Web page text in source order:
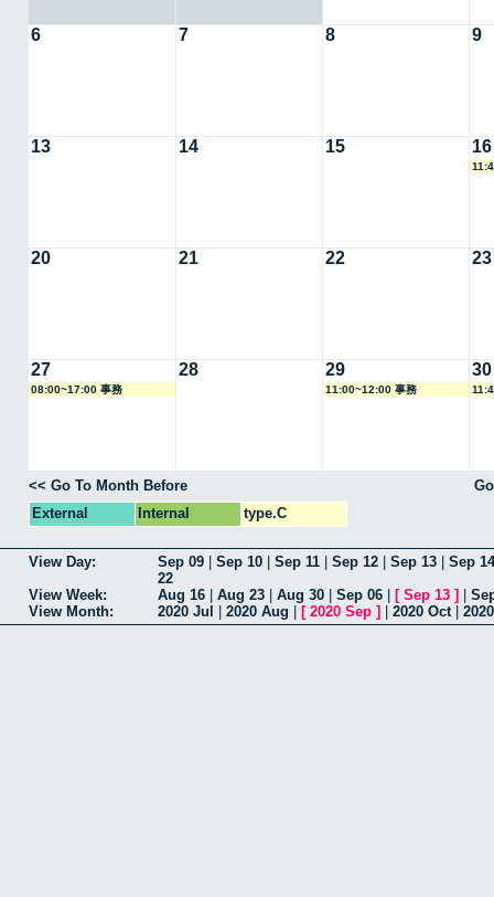
6 7 8 9
13 14 15 16
20 21 22 23
27
08:00~17:00 事務
28 29
11:00~12:00 事務
30
<< Go To Month Before
External
Internal type.C
View Day: Sep 09 Sep 10 Sep 11 Sep 12 Sep 13
Sep 14
22
View Week:
Aug 16 Aug 23 Aug 30 Sep 06 [ Sep 13 ]
View Month:
2020 Jul 2020 Aug [ 2020 Sep ] 2020 Oct